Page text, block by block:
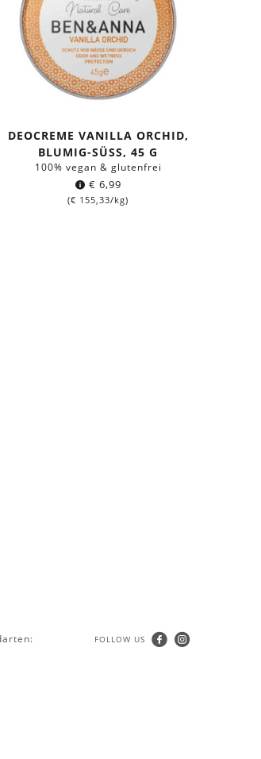
DEOCREME VANILLA ORCHID,
BLUMIG-SÜSS, 45 G
100% vegan & glutenfrei
€ 6,99
(€ 155,33/kg)
FOLLOW US